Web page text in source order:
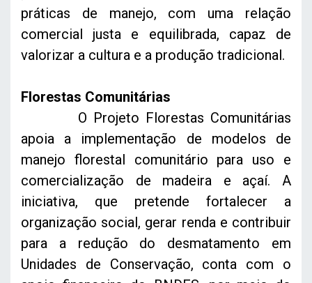
práticas de manejo, com uma relação
comercial justa e equilibrada, capaz de
valorizar a cultura e a produção tradicional.
Florestas Comunitárias
O Projeto Florestas Comunitárias
apoia a implementação de modelos de
manejo florestal comunitário para uso e
comercialização de madeira e açaí. A
iniciativa, que pretende fortalecer a
organização social, gerar renda e contribuir
para a redução do desmatamento em
Unidades de Conservação, conta com o